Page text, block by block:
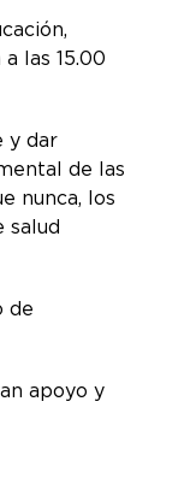
las 15.00
y dar
de las
nunca, los
salud
de
apoyo y